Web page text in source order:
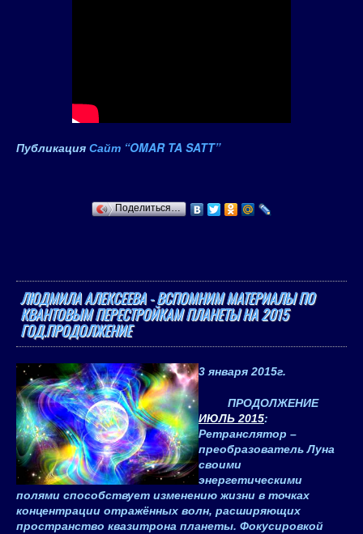
Публикация Сайт “OMAR TA SATT”
Поделиться…
ЛЮДМИЛА АЛЕКСЕЕВА - ВСПОМНИМ МАТЕРИАЛЫ ПО
КВАНТОВЫМ ПЕРЕСТРОЙКАМ ПЛАНЕТЫ НА 2015
ГОД.ПРОДОЛЖЕНИЕ
3 января 2015г.
ПРОДОЛЖЕНИЕ
ИЮЛЬ 2015:
Ретранслятор –
преобразователь Луна
своими
энергетическими
полями способствует изменению жизни в точках
концентрации отражённых волн, расширяющих
пространство квазитрона планеты. Фокусировкой